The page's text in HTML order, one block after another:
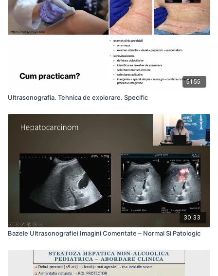
51:55
Ultrasonografia. Tehnica de explorare. Specific
30:33
Bazele Ultrasonografiei Imagini Comentate – Normal Si Patologic